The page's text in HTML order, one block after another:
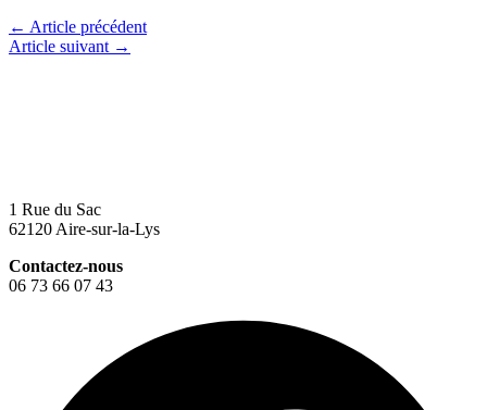
← Article précédent
Article suivant →
1 Rue du Sac
62120 Aire-sur-la-Lys
Contactez-nous
06 73 66 07 43